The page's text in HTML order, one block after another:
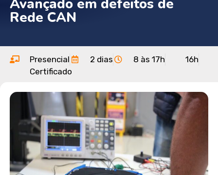
Avançado em defeitos de
Rede CAN
Presencial 2 dias 8 às 17h
16h
Certificado